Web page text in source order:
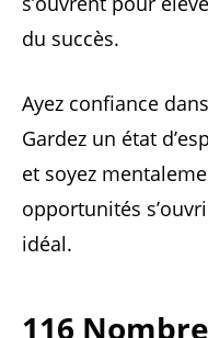
du succès.
Ayez confiance
Gardez un état
et soyez
opportunités
idéal.
116